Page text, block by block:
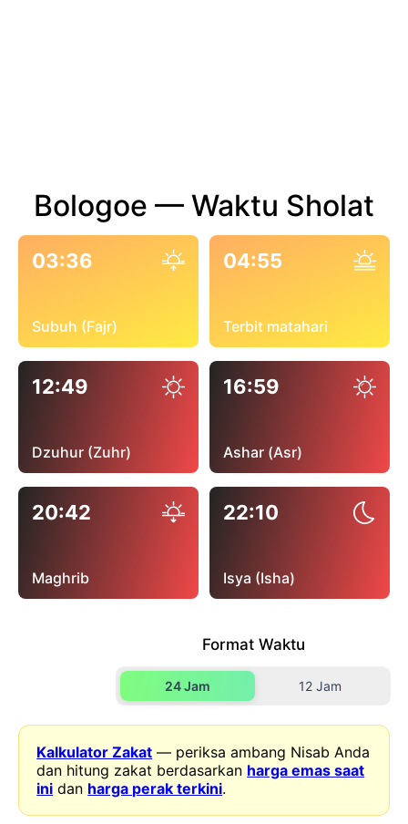
Bologoe — Waktu Sholat
03:36
Subuh (Fajr)
04:55
Terbit matahari
12:49
Dzuhur (Zuhr)
16:59
Ashar (Asr)
20:42
Maghrib
22:10
Isya (Isha)
Format Waktu
24 Jam 12 Jam
Kalkulator Zakat — periksa ambang Nisab Anda
dan hitung zakat berdasarkan harga emas saat
ini dan harga perak terkini.